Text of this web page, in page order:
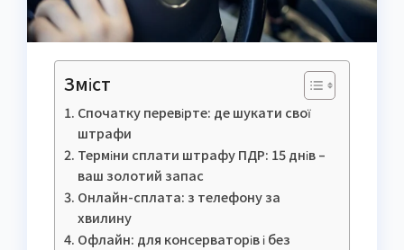
Зміст
Спочатку перевірте: де шукати свої
штрафи
Терміни сплати штрафу ПДР: 15 днів –
ваш золотий запас
Онлайн-сплата: з телефону за
хвилину
Офлайн: для консерваторів і без